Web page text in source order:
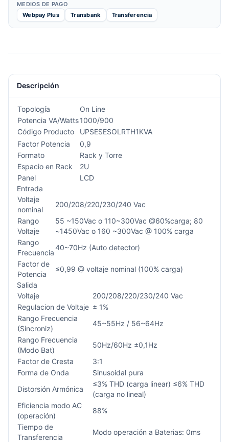
MEDIOS DE PAGO
Webpay Plus
Transbank Transferencia
Descripción
Topología
On Line
Potencia VA/Watts1000/900
Código Producto
UPSESESOLRTH1KVA
Factor Potencia
0,9
Formato
Rack y Torre
Espacio en Rack
2U
Panel
LCD
Entrada
Voltaje
nominal
200/208/220/230/240 Vac
Rango
Voltaje
55 ~150Vac o 110~300Vac @60%carga; 80
~1450Vac o 160 ~300Vac @ 100% carga
Rango
Frecuencia
40~70Hz (Auto detector)
Factor de
Potencia
≤0,99 @ voltaje nominal (100% carga)
Salida
Voltaje
200/208/220/230/240 Vac
Regulacion de Voltaje ± 1%
Rango Frecuencia
(Sincroniz)
45~55Hz / 56~64Hz
Rango Frecuencia
(Modo Bat)
50Hz/60Hz ±0,1Hz
Factor de Cresta
3:1
Forma de Onda
Sinusoidal pura
Distorsión Armónica
≤3% THD (carga linear) ≤6% THD
(carga no lineal)
Eficiencia modo AC
(operación)
88%
Tiempo de
Transferencia
Modo operación a Baterias: 0ms